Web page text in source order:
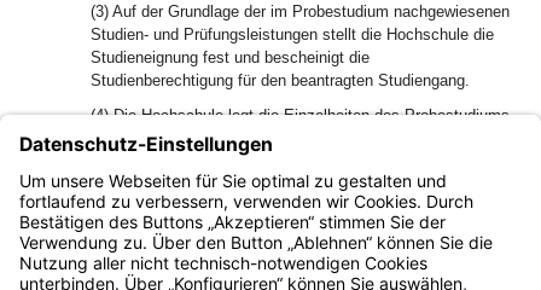
(3) Auf der Grundlage der im Probestudium nachgewiesenen
Studien- und Prüfungsleistungen stellt die Hochschule die
Studieneignung fest und bescheinigt die
Studienberechtigung für den beantragten Studiengang.
(4) Die Hochschule legt die Einzelheiten des Probestudiums
durch Satzung fest, in der auch die Dauer des
Probestudiums und der Umfang der pro Probesemester
mindestens nachzuweisenden Leistungspunkte zu regeln
sind.
Bayern.de